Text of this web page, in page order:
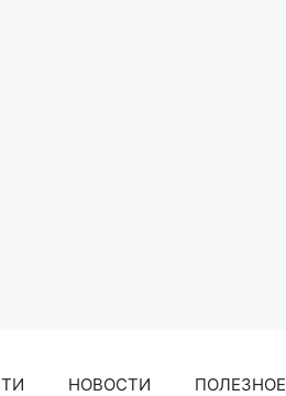
НОВОСТИ ПОЛЕЗНОЕ